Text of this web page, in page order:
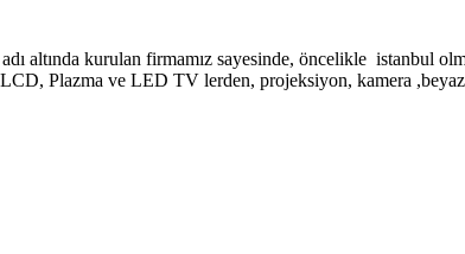
kurulan firmamız sayesinde, öncelikle istanbul
Plazma ve LED TV lerden, projeksiyon, kamera